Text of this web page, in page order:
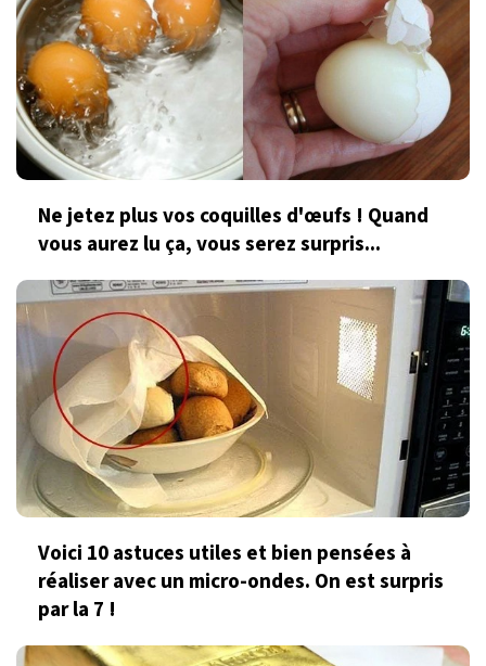
Ne jetez plus vos coquilles d'œufs ! Quand
vous aurez lu ça, vous serez surpris...
Voici 10 astuces utiles et bien pensées à
réaliser avec un micro­-ondes. On est surpris
par la 7 !